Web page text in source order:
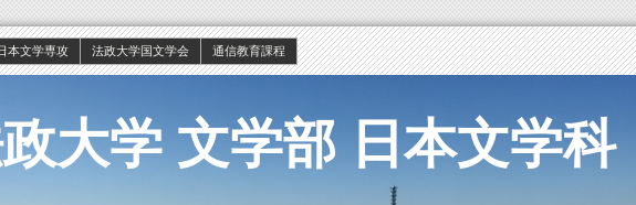
本文学専攻 法政大学国文学会 通信教育課程
大学 文学部 日本文学科